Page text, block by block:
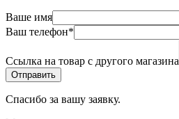
Ваше имя
Ваш телефон*
Ссылка на товар с другого магазина
Спасибо за вашу заявку.